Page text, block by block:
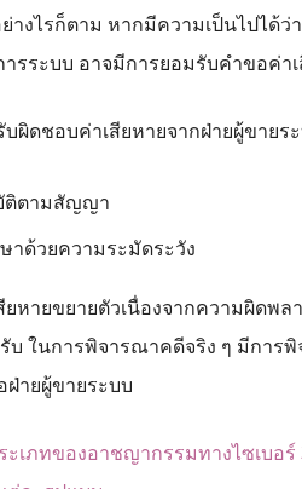
งไรก็ตาม หากมีความเป็นไปได้
ระบบ อาจมีการยอมรับคำขอค่า
ดชอบค่าเสียหายจากฝ่ายผู้ขายร
ติตามสัญญา
าด้วยความระมัดระวัง
หายขยายตัวเนื่องจากความผิดพ
บ ในการพิจารณาคดีจริง ๆ มีกา
ายผู้ขายระบบ
ะเภทของอาชญากรรมทางไซเบอ